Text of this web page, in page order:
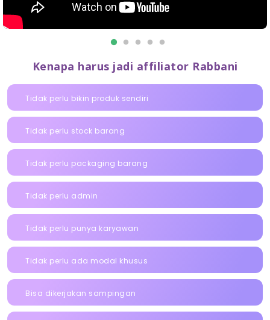
Kenapa harus jadi affiliator Rabbani
Tidak perlu bikin produk sendiri
Tidak perlu stock barang
Tidak perlu packaging barang
Tidak perlu admin
Tidak perlu punya karyawan
Tidak perlu ada modal khusus
Bisa dikerjakan sampingan